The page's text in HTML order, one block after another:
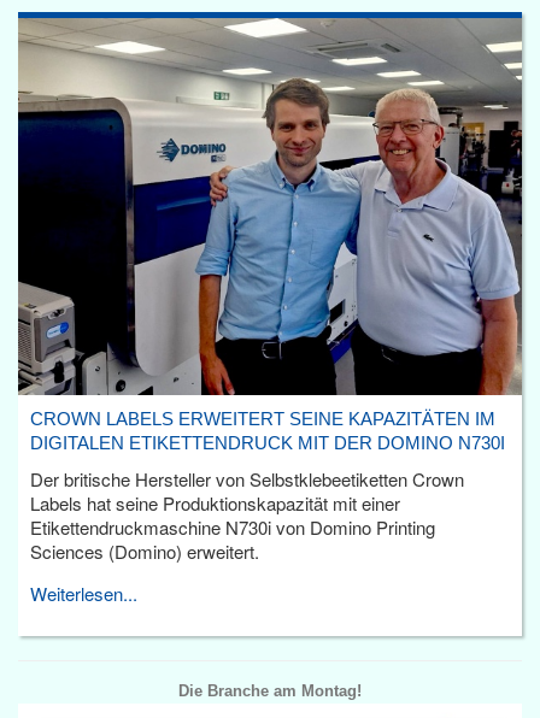
CROWN LABELS ERWEITERT SEINE KAPAZITÄTEN IM
DIGITALEN ETIKETTENDRUCK MIT DER DOMINO N730I
Der britische Hersteller von Selbstklebeetiketten Crown
Labels hat seine Produktionskapazität mit einer
Etikettendruckmaschine N730i von Domino Printing
Sciences (Domino) erweitert.
Weiterlesen...
Die Branche am Montag!